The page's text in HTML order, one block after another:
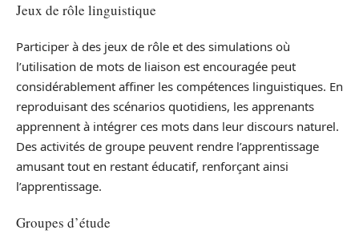
Jeux de rôle linguistique
Participer à des jeux de rôle et des simulations où
l’utilisation de mots de liaison est encouragée peut
considérablement affiner les compétences linguistiques. En
reproduisant des scénarios quotidiens, les apprenants
apprennent à intégrer ces mots dans leur discours naturel.
Des activités de groupe peuvent rendre l’apprentissage
amusant tout en restant éducatif, renforçant ainsi
l’apprentissage.
Groupes d’étude